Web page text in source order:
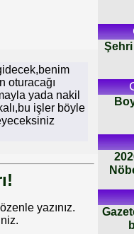
oturacağı
yada nakil
işler böyle
yazınız.